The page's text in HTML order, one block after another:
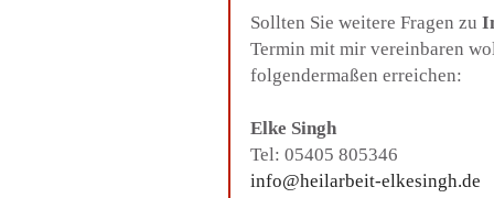
Sollten Sie weitere Fragen zu
Termin mit mir vereinbaren
folgendermaßen erreichen:
Elke Singh
Tel: 05405 805346
info@heilarbeit-elkesingh.de